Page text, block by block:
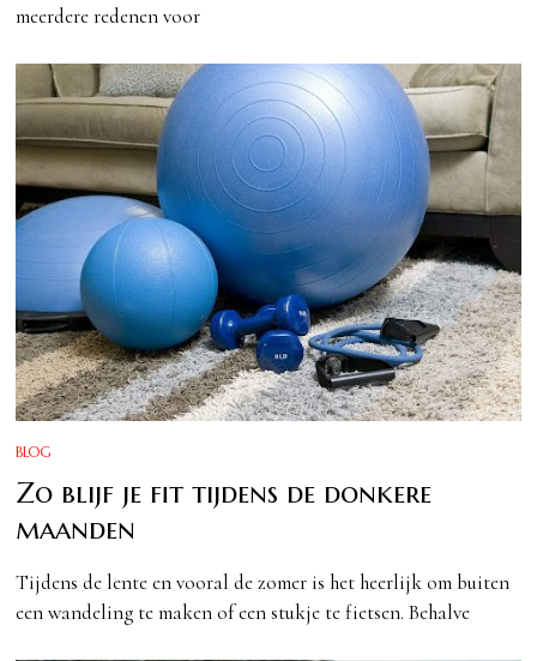
meerdere redenen voor
BLOG
Zo blijf je fit tijdens de donkere
maanden
Tijdens de lente en vooral de zomer is het heerlijk om buiten
een wandeling te maken of een stukje te fietsen. Behalve